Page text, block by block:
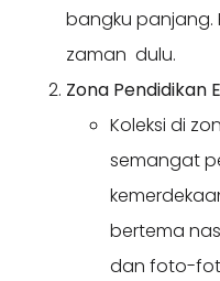
bangku panjang.
zaman dulu.
Zona Pendidikan
Koleksi di
semangat
bertema
dan foto-